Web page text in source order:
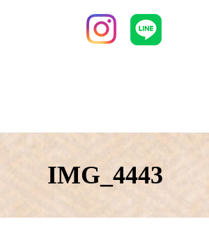
IMG_4443